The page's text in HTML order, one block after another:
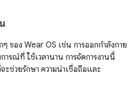
ของ Wear OS เช่น การออกกำลังกาย
รณ์ที่ ใช้เวลานาน การจัดการงานนี้
ช่วยรักษา ความน่าเชื่อถือและ